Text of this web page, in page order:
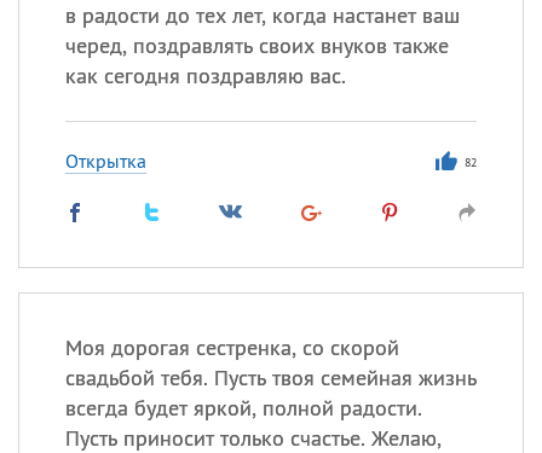
в радости до тех лет, когда настанет ваш
черед, поздравлять своих внуков также
как сегодня поздравляю вас.
Открытка 82
Моя дорогая сестренка, со скорой
свадьбой тебя. Пусть твоя семейная жизнь
всегда будет яркой, полной радости.
Пусть приносит только счастье. Желаю,